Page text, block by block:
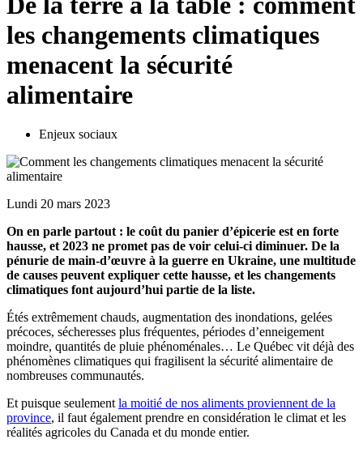
les changements climatiques
menacent la sécurité
alimentaire
Enjeux sociaux
Lundi 20 mars 2023
On en parle partout : le coût du panier d’épicerie est en forte
hausse, et 2023 ne promet pas de voir celui-ci diminuer. De la
pénurie de main-d’œuvre à la guerre en Ukraine, une multitude
de causes peuvent expliquer cette hausse, et les changements
climatiques font aujourd’hui partie de la liste.
Étés extrêmement chauds, augmentation des inondations, gelées
précoces, sécheresses plus fréquentes, périodes d’enneigement
moindre, quantités de pluie phénoménales… Le Québec vit déjà des
phénomènes climatiques qui fragilisent la sécurité alimentaire de
nombreuses communautés.
Et puisque seulement la moitié de nos aliments proviennent de la
province, il faut également prendre en considération le climat et les
réalités agricoles du Canada et du monde entier.